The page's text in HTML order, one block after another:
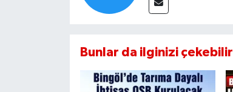
Bunlar da ilginizi çekebilir